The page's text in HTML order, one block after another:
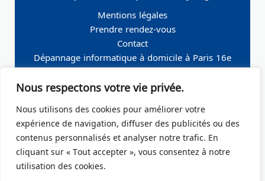
Nous respectons votre vie privée.
Nous utilisons des cookies pour améliorer votre
expérience de navigation, diffuser des publicités ou des
contenus personnalisés et analyser notre trafic. En
cliquant sur « Tout accepter », vous consentez à notre
utilisation des cookies.
Mentions légales
Prendre rendez-vous
Contact
Dépannage informatique à domicile à Paris 16e
Seine
Perret
Dépannage informatique à domicile à Paris 19e
Dépannage informatique à domicile à Paris 17e
Dépannage informatique à domicile – Boulogne-
Billancourt 92